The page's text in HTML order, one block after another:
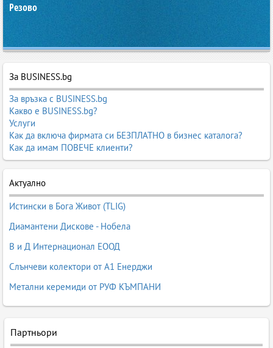
Резово
За BUSINESS.bg
За връзка с BUSINESS.bg
Какво е BUSINESS.bg?
Услуги
Как да включа фирмата си БЕЗПЛАТНО в бизнес каталога?
Как да имам ПОВЕЧЕ клиенти?
Актуално
Истински в Бога Живот (TLIG)
Диамантени Дискове - Нобела
В и Д Интернационал ЕООД
Слънчеви колектори от А1 Енерджи
Метални керемиди от РУФ КЪМПАНИ
Партньори